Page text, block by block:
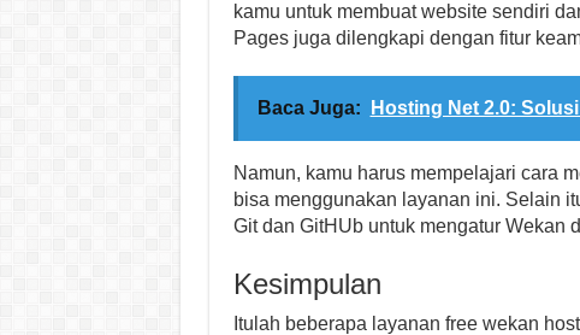
kamu untuk membuat website sendiri
Pages juga dilengkapi dengan fitur
Baca Juga: Hosting Net 2.0:
Namun, kamu harus mempelajari cara
bisa menggunakan layanan ini. Selain
Git dan GitHUb untuk mengatur Wekan
Kesimpulan
Itulah beberapa layanan free wekan